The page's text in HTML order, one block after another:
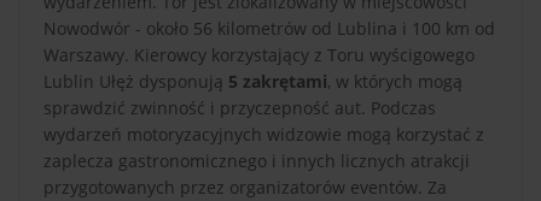
Nowodwór - około 56 kilometrów od Lublina i 100 km od
Warszawy. Kierowcy korzystający z Toru wyścigowego
Lublin Ułęż dysponują 5 zakrętami, w których mogą
sprawdzić zwinność i przyczepność aut. Podczas
wydarzeń motoryzacyjnych widzowie mogą korzystać z
zaplecza gastronomicznego i innych licznych atrakcji
przygotowanych przez organizatorów eventów. Za